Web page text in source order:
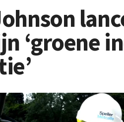
‘groene